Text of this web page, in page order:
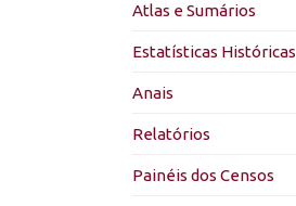
Atlas e Sumários
Estatísticas Históricas
Anais
Relatórios
Painéis dos Censos